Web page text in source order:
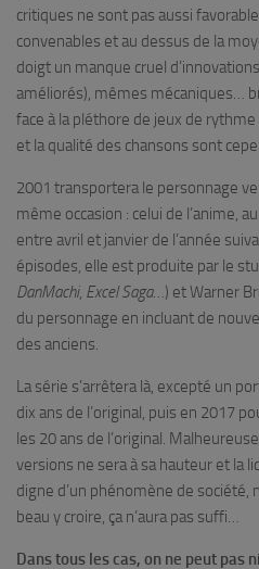
critiques ne sont pas aussi
convenables et au dessus de la
doigt un manque cruel
améliorés), mêmes mécaniques…
face à la pléthore de jeux de
et la qualité des chansons sont
2001 transportera le personnage
même occasion : celui de l’anime,
entre avril et janvier de l’année
épisodes, elle est produite par le
DanMachi, Excel Saga…) et Warner
du personnage en incluant de
des anciens.
La série s’arrêtera là, excepté un
dix ans de l’original, puis en 2017
les 20 ans de l’original.
versions ne sera à sa hauteur et la
digne d’un phénomène de société,
beau y croire, ça n’aura pas suffi…
Dans tous les cas, on ne peut pas